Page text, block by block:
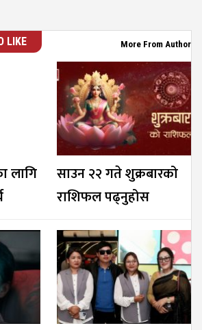
LIKE More From Author
लागि
साउन २२ गते शुक्रबारको
राशिफल पढ्नुहोस